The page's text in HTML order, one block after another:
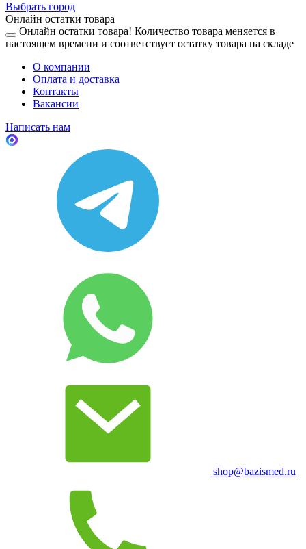
Выбрать город
Онлайн остатки товара
Онлайн остатки товара! Количество товара меняется в
настоящем времени и соответствует остатку товара на складе
О компании
Оплата и доставка
Контакты
Вакансии
Написать нам
shop@bazismed.ru